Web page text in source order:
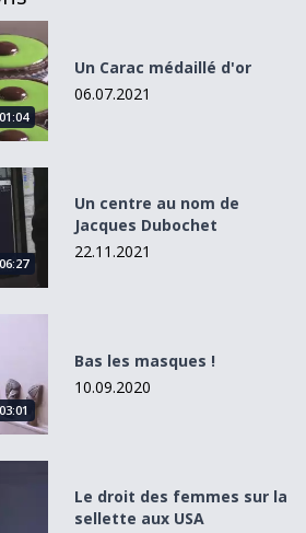
Un Carac médaillé d'or
06.07.2021
Dubochet
Un centre au nom de
Jacques Dubochet
22.11.2021
Bas les masques !
10.09.2020
la sellette aux USA
Le droit des femmes sur la
sellette aux USA